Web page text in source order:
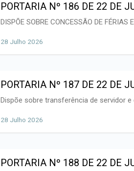
PORTARIA Nº 186 DE 22 DE
DISPÕE SOBRE CONCESSÃO DE FÉRIAS
28 Julho 2026
PORTARIA Nº 187 DE 22 DE
Dispõe sobre transferência de servidor
28 Julho 2026
PORTARIA Nº 188 DE 22 DE